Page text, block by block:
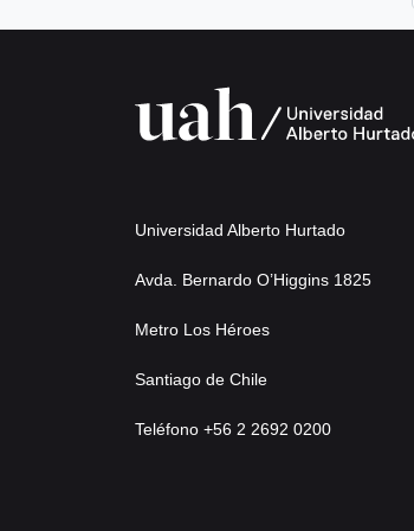
Universidad Alberto Hurtado
Avda. Bernardo O’Higgins 1825
Metro Los Héroes
Santiago de Chile
Teléfono +56 2 2692 0200